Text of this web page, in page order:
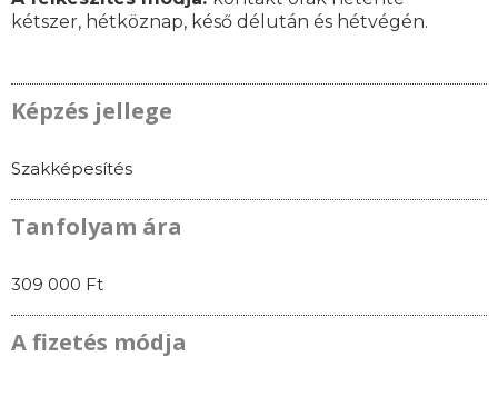
kétszer, hétköznap, késő délután és hétvégén.
Képzés jellege
Szakképesítés
Tanfolyam ára
309 000 Ft
A fizetés módja